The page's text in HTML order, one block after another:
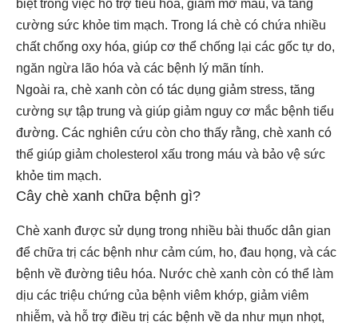
biệt trong việc hỗ trợ tiêu hóa, giảm mỡ máu, và tăng
cường sức khỏe tim mạch. Trong lá chè có chứa nhiều
chất chống oxy hóa, giúp cơ thể chống lại các gốc tự do,
ngăn ngừa lão hóa và các bệnh lý mãn tính.
Ngoài ra, chè xanh còn có tác dụng giảm stress, tăng
cường sự tập trung và giúp giảm nguy cơ mắc bệnh tiểu
đường. Các nghiên cứu còn cho thấy rằng, chè xanh có
thể giúp giảm cholesterol xấu trong máu và bảo vệ sức
khỏe tim mạch.
Cây chè xanh chữa bệnh gì?
Chè xanh được sử dụng trong nhiều bài thuốc dân gian
để chữa trị các bệnh như cảm cúm, ho, đau họng, và các
bệnh về đường tiêu hóa. Nước chè xanh còn có thể làm
dịu các triệu chứng của bệnh viêm khớp, giảm viêm
nhiễm, và hỗ trợ điều trị các bệnh về da như mụn nhọt,